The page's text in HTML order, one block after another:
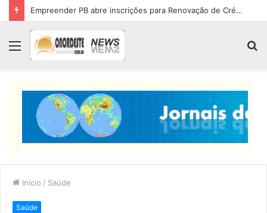
Empreender PB abre inscrições para Renovação de Crédito
Menu
Início / Saúde
Saúde